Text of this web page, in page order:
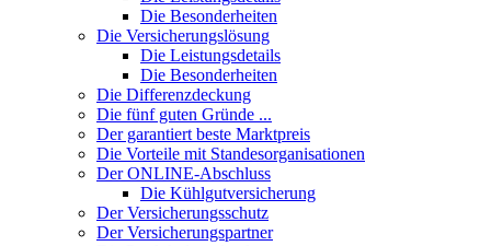
Die Besonderheiten
Die Versicherungslösung
Die Leistungsdetails
Die Besonderheiten
Die Differenzdeckung
Die fünf guten Gründe ...
Der garantiert beste Marktpreis
Die Vorteile mit Standesorganisationen
Der ONLINE-Abschluss
Die Kühlgutversicherung
Der Versicherungsschutz
Der Versicherungspartner